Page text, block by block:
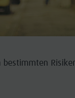
bestimmten